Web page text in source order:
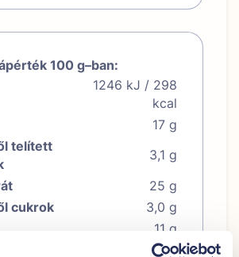
100 g–ban:
1246 kJ / 298
kcal
17 g
telített
3,1 g
25 g
cukrok
3,0 g
11 g
1,6 g